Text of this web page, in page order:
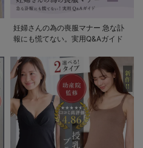
妊婦さんの為の喪服マナー 急な訃
報にも慌てない。実用Q&Aガイド